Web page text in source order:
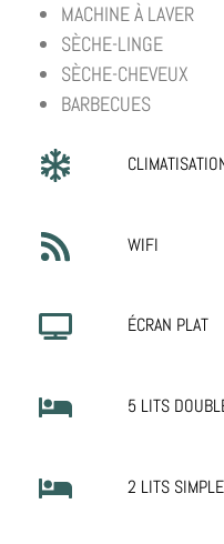
MACHINE À LAVER
SÈCHE-LINGE
SÈCHE-CHEVEUX
BARBECUES
WIFI
ÉCRAN PLAT
5 LITS
2 LITS